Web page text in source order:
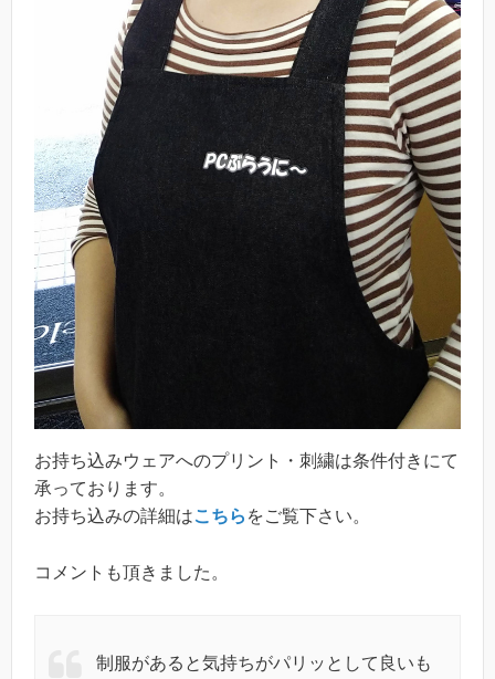
お持ち込みウェアへのプリント・刺繍は条件付きにて
承っております。
お持ち込みの詳細はこちら をご覧下さい。
コメントも頂きました。
制服があると気持ちがパリッとして良いも